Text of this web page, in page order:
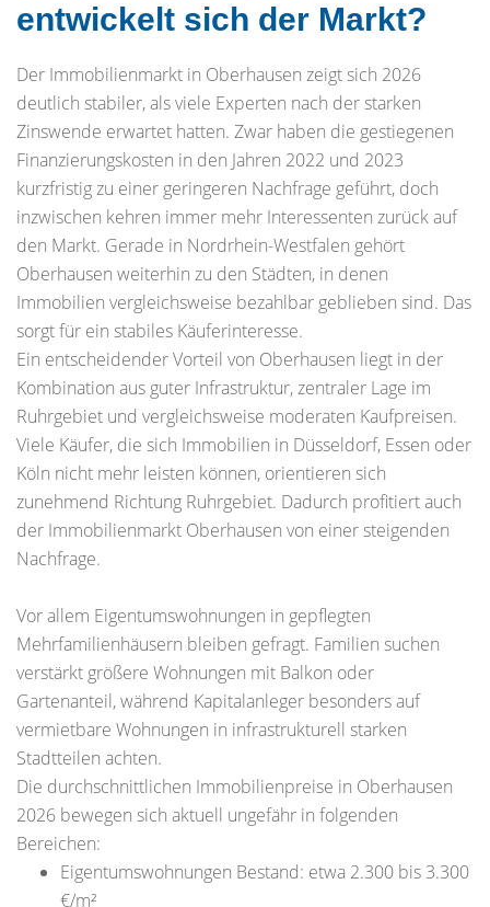
entwickelt sich der Markt?
Der Immobilienmarkt in Oberhausen zeigt sich 2026
deutlich stabiler, als viele Experten nach der starken
Zinswende erwartet hatten. Zwar haben die gestiegenen
Finanzierungskosten in den Jahren 2022 und 2023
kurzfristig zu einer geringeren Nachfrage geführt, doch
inzwischen kehren immer mehr Interessenten zurück auf
den Markt. Gerade in Nordrhein-Westfalen gehört
Oberhausen weiterhin zu den Städten, in denen
Immobilien vergleichsweise bezahlbar geblieben sind. Das
sorgt für ein stabiles Käuferinteresse.
Ein entscheidender Vorteil von Oberhausen liegt in der
Kombination aus guter Infrastruktur, zentraler Lage im
Ruhrgebiet und vergleichsweise moderaten Kaufpreisen.
Viele Käufer, die sich Immobilien in Düsseldorf, Essen oder
Köln nicht mehr leisten können, orientieren sich
zunehmend Richtung Ruhrgebiet. Dadurch profitiert auch
der Immobilienmarkt Oberhausen von einer steigenden
Nachfrage.
Vor allem Eigentumswohnungen in gepflegten
Mehrfamilienhäusern bleiben gefragt. Familien suchen
verstärkt größere Wohnungen mit Balkon oder
Gartenanteil, während Kapitalanleger besonders auf
vermietbare Wohnungen in infrastrukturell starken
Stadtteilen achten.
Die durchschnittlichen Immobilienpreise in Oberhausen
2026 bewegen sich aktuell ungefähr in folgenden
Bereichen:
Eigentumswohnungen Bestand: etwa 2.300 bis 3.300
€/m²